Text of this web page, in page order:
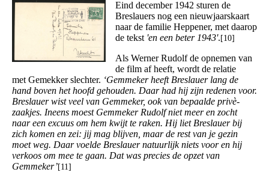
Eind december 1942 sturen de
Breslauers nog een nieuwjaarskaart
naar de familie Heppener, met daarop
de tekst'en een beter 1943'. [10]
Als Werner Rudolf de opnemen van
de film af heeft, wordt de relatie
met Gemekker slechter. ‘Gemmeker heeft Breslauer lang de
hand boven het hoofd gehouden. Daar had hij zijn redenen voor.
Breslauer wist veel van Gemmeker, ook van bepaalde privè-
zaakjes. Ineens moest Gemmeker Rudolf niet meer en zocht
naar een excuus om hem kwijt te raken. Hij liet Breslauer bij
zich komen en zei: jij mag blijven, maar de rest van je gezin
moet weg. Daar voelde Breslauer natuurlijk niets voor en hij
verkoos om mee te gaan. Dat was precies de opzet van
Gemmeker’[11]